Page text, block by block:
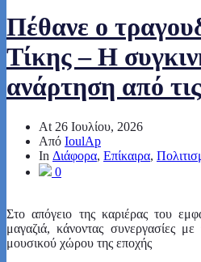
Πέθανε ο
Τίκης – Η
ανάρτηση από
At 26 Ιουλίου, 2026
Από IoulAp
In Διάφορα, Επίκαιρα,
0
Στο απόγειο της καριέρας του
μαγαζιά, κάνοντας συνεργασίες
μουσικού χώρου της εποχής